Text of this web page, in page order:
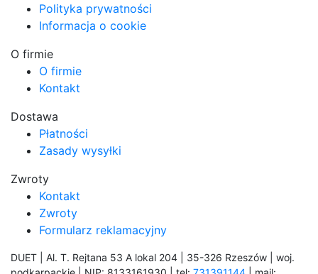
Polityka prywatności
Informacja o cookie
O firmie
O firmie
Kontakt
Dostawa
Płatności
Zasady wysyłki
Zwroty
Kontakt
Zwroty
Formularz reklamacyjny
DUET | Al. T. Rejtana 53 A lokal 204 | 35-326 Rzeszów | woj.